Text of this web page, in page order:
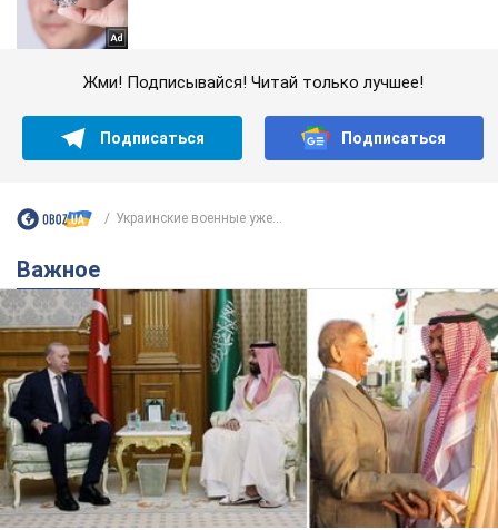
Жми! Подписывайся! Читай только лучшее!
Подписаться Подписаться
Украинские военные уже...
Важное